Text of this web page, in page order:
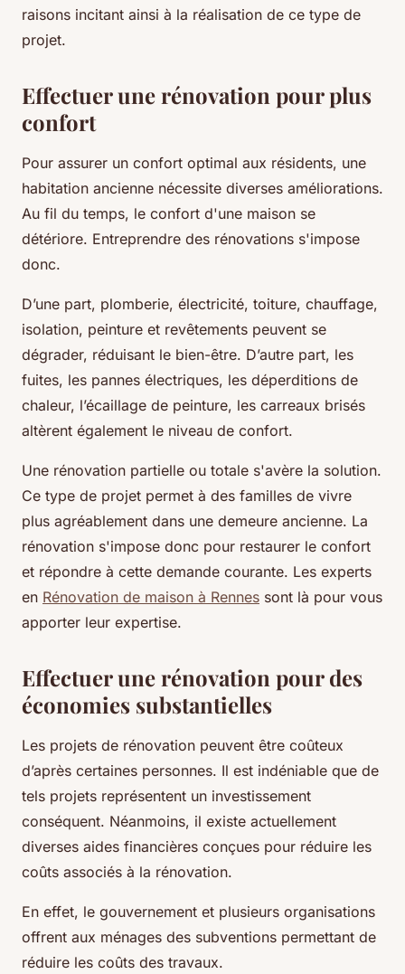
raisons incitant ainsi à la réalisation de ce type de
projet.
Effectuer une rénovation pour plus
confort
Pour assurer un confort optimal aux résidents, une
habitation ancienne nécessite diverses améliorations.
Au fil du temps, le confort d'une maison se
détériore. Entreprendre des rénovations s'impose
donc.
D’une part, plomberie, électricité, toiture, chauffage,
isolation, peinture et revêtements peuvent se
dégrader, réduisant le bien-être. D’autre part, les
fuites, les pannes électriques, les déperditions de
chaleur, l’écaillage de peinture, les carreaux brisés
altèrent également le niveau de confort.
Une rénovation partielle ou totale s'avère la solution.
Ce type de projet permet à des familles de vivre
plus agréablement dans une demeure ancienne. La
rénovation s'impose donc pour restaurer le confort
et répondre à cette demande courante. Les experts
en Rénovation de maison à Rennes sont là pour vous
apporter leur expertise.
Effectuer une rénovation pour des
économies substantielles
Les projets de rénovation peuvent être coûteux
d’après certaines personnes. Il est indéniable que de
tels projets représentent un investissement
conséquent. Néanmoins, il existe actuellement
diverses aides financières conçues pour réduire les
coûts associés à la rénovation.
En effet, le gouvernement et plusieurs organisations
offrent aux ménages des subventions permettant de
réduire les coûts des travaux.